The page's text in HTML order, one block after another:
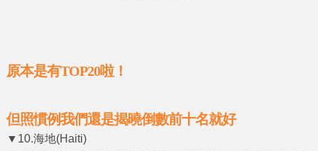
原本是有TOP20啦！
但照慣例我們還是揭曉倒數前十名就好
▼10.海地(Haiti)